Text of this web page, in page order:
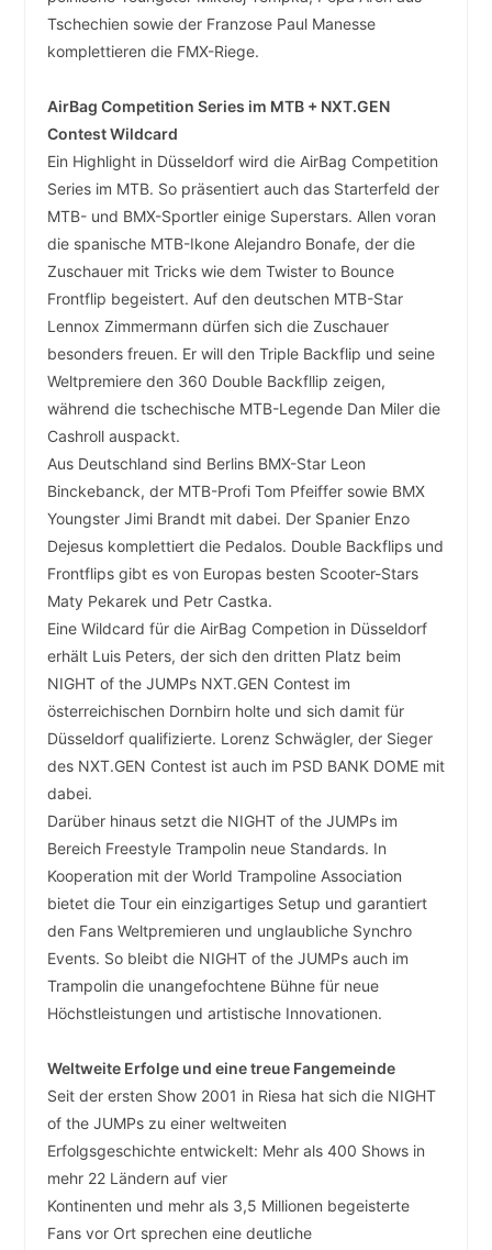
Tschechien sowie der Franzose Paul Manesse
komplettieren die FMX-Riege.
AirBag Competition Series im MTB + NXT.GEN
Contest Wildcard
Ein Highlight in Düsseldorf wird die AirBag Competition
Series im MTB. So präsentiert auch das Starterfeld der
MTB- und BMX-Sportler einige Superstars. Allen voran
die spanische MTB-Ikone Alejandro Bonafe, der die
Zuschauer mit Tricks wie dem Twister to Bounce
Frontflip begeistert. Auf den deutschen MTB-Star
Lennox Zimmermann dürfen sich die Zuschauer
besonders freuen. Er will den Triple Backflip und seine
Weltpremiere den 360 Double Backfllip zeigen,
während die tschechische MTB-Legende Dan Miler die
Cashroll auspackt.
Aus Deutschland sind Berlins BMX-Star Leon
Binckebanck, der MTB-Profi Tom Pfeiffer sowie BMX
Youngster Jimi Brandt mit dabei. Der Spanier Enzo
Dejesus komplettiert die Pedalos. Double Backflips und
Frontflips gibt es von Europas besten Scooter-Stars
Maty Pekarek und Petr Castka.
Eine Wildcard für die AirBag Competion in Düsseldorf
erhält Luis Peters, der sich den dritten Platz beim
NIGHT of the JUMPs NXT.GEN Contest im
österreichischen Dornbirn holte und sich damit für
Düsseldorf qualifizierte. Lorenz Schwägler, der Sieger
des NXT.GEN Contest ist auch im PSD BANK DOME mit
dabei.
Darüber hinaus setzt die NIGHT of the JUMPs im
Bereich Freestyle Trampolin neue Standards. In
Kooperation mit der World Trampoline Association
bietet die Tour ein einzigartiges Setup und garantiert
den Fans Weltpremieren und unglaubliche Synchro
Events. So bleibt die NIGHT of the JUMPs auch im
Trampolin die unangefochtene Bühne für neue
Höchstleistungen und artistische Innovationen.
Weltweite Erfolge und eine treue Fangemeinde
Seit der ersten Show 2001 in Riesa hat sich die NIGHT
of the JUMPs zu einer weltweiten
Erfolgsgeschichte entwickelt: Mehr als 400 Shows in
mehr 22 Ländern auf vier
Kontinenten und mehr als 3,5 Millionen begeisterte
Fans vor Ort sprechen eine deutliche